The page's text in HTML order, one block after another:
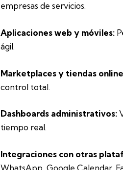
empresas de servicios.
Aplicaciones web y móviles:
ágil.
Marketplaces y tiendas
control total.
Dashboards administrativos:
tiempo real.
Integraciones con otras
WhatsApp, Google Calendar,